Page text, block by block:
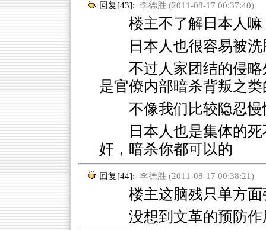
回复[43]: 李德胜 (2011-08-17 00:37:40)
楼主不了解日本人嘛
日本人也很容易被
不过人家团结的侵
是官僚内部暗杀背叛之
不像我们比较隐忍慢
日本人也是集体的
奸，暗杀你都可以的
回复[44]: 李德胜 (2011-08-17 00:38:21)
楼主这脑残只单方面
没想到文革的预防